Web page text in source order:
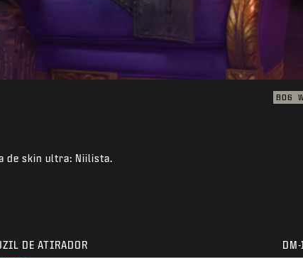
BO6
de skin ultra: Niilista.
DE ATIRADOR